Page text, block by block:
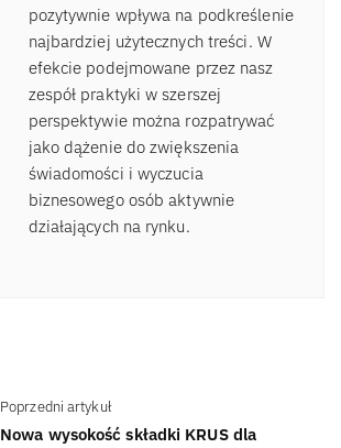
pozytywnie wpływa na podkreślenie
najbardziej użytecznych treści. W
efekcie podejmowane przez nasz
zespół praktyki w szerszej
perspektywie można rozpatrywać
jako dążenie do zwiększenia
świadomości i wyczucia
biznesowego osób aktywnie
działających na rynku.
Poprzedni artykuł
Nowa wysokość składki KRUS dla